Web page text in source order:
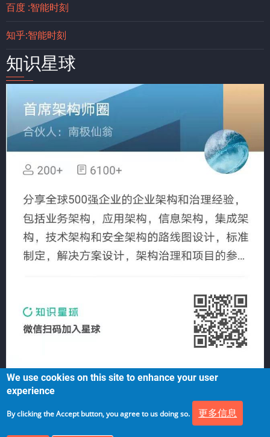
百度 :智能时刻
知乎:智能时刻
知识星球
We use cookies on this site to enhance your user
experience
By clicking the Accept button, you agree to us doing so. 更多信息